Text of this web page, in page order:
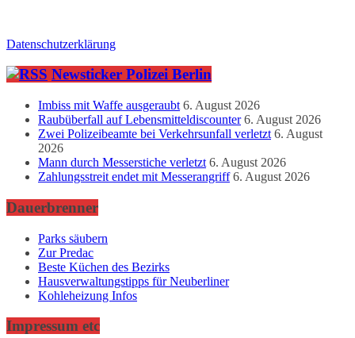
Datenschutzerklärung
Newsticker Polizei Berlin
Imbiss mit Waffe ausgeraubt 6. August 2026
Raubüberfall auf Lebensmitteldiscounter 6. August 2026
Zwei Polizeibeamte bei Verkehrsunfall verletzt 6. August
2026
Mann durch Messerstiche verletzt 6. August 2026
Zahlungsstreit endet mit Messerangriff 6. August 2026
Dauerbrenner
Parks säubern
Zur Predac
Beste Küchen des Bezirks
Hausverwaltungstipps für Neuberliner
Kohleheizung Infos
Impressum etc